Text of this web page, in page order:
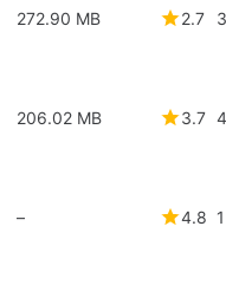
272.90 MB 2.7
206.02 MB 3.7
– 4.8